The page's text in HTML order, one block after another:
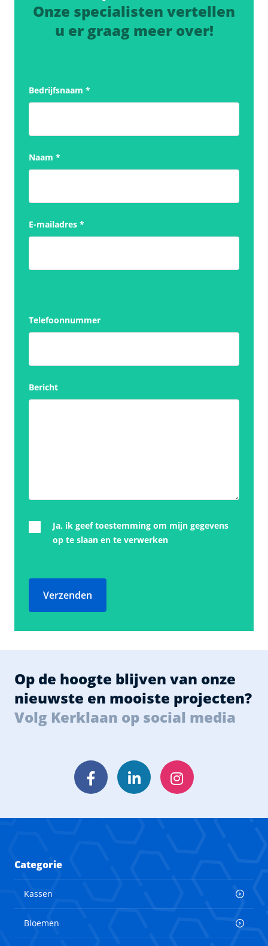
Onze specialisten vertellen
u er graag meer over!
Bedrijfsnaam *
Naam *
E-mailadres *
Telefoonnummer
Bericht
Ja, ik geef toestemming om mijn gegevens
op te slaan en te verwerken
Verzenden
Op de hoogte blijven van onze
nieuwste en mooiste projecten?
Volg Kerklaan op social media
FacebookLinkedInInstagram
Categorie
Kassen
Bloemen